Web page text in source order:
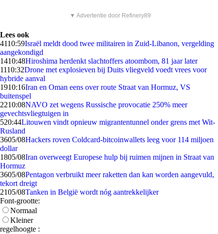
▼ Advertentie door Refinery89
Lees ook
4110:59Israël meldt dood twee militairen in Zuid-Libanon, vergelding
aangekondigd
1410:48Hiroshima herdenkt slachtoffers atoombom, 81 jaar later
1110:32Drone met explosieven bij Duits vliegveld voedt vrees voor
hybride aanval
1910:16Iran en Oman eens over route Straat van Hormuz, VS
buitenspel
2210:08NAVO zet wegens Russische provocatie 250% meer
gevechtsvliegtuigen in
520:44Litouwen vindt opnieuw migrantentunnel onder grens met Wit-
Rusland
3605/08Hackers roven Coldcard-bitcoinwallets leeg voor 114 miljoen
dollar
1805/08Iran overweegt Europese hulp bij ruimen mijnen in Straat van
Hormuz
3605/08Pentagon verbruikt meer raketten dan kan worden aangevuld,
tekort dreigt
2105/08Tanken in België wordt nóg aantrekkelijker
Font-grootte:
Normaal
Kleiner
regelhoogte :